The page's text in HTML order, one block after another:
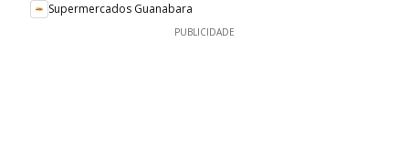
Supermercados Guanabara
PUBLICIDADE